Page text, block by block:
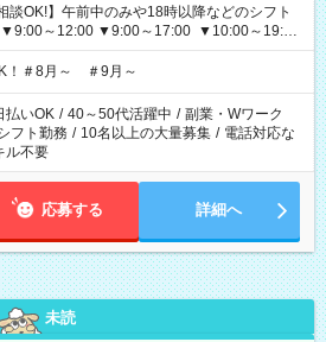
談OK!】午前中のみや18時以降などのシフト
▼9:00～12:00 ▼9:00～17:00 ▼10:00～19:00
！＃8月～ ＃9月～
払いOK / 40～50代活躍中 / 副業・Wワーク
フト勤務 / 10名以上の大量募集 / 電話対応な
ル不要
応募する 詳細へ
未読